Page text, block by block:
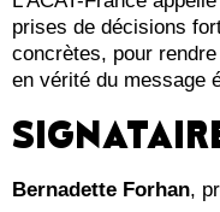
prises de décisions
concrètes, pour
en vérité du message
Bernadette Forhan,